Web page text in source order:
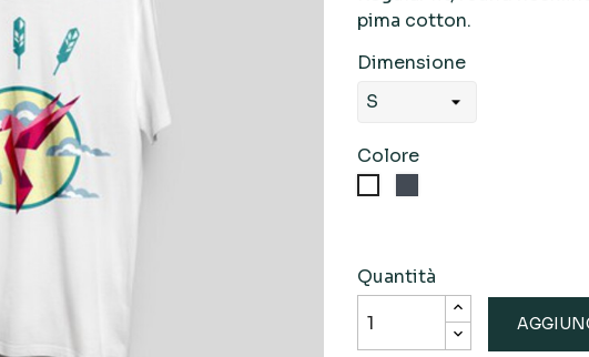
pima cotton.
Dimensione
Colore
Quantità